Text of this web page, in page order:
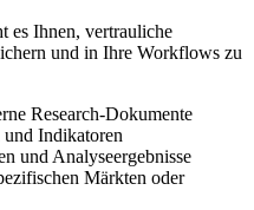
es Ihnen, vertrauliche
und in Ihre Workflows zu
Research-Dokumente
und Indikatoren
und Analyseergebnisse
Märkten oder